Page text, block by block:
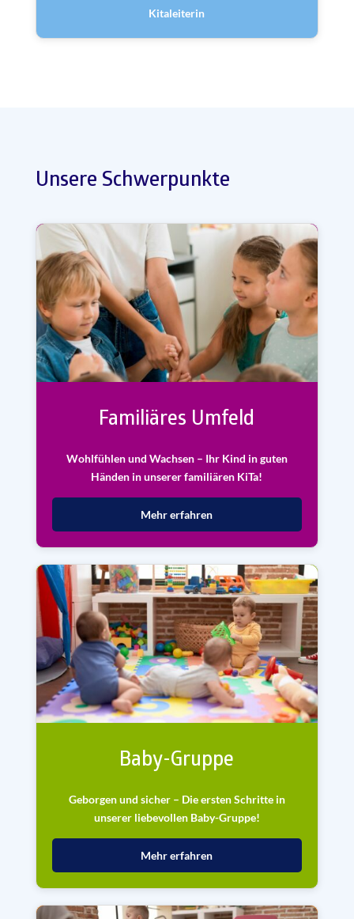
Kitaleiterin
Unsere Schwerpunkte
Familiäres Umfeld
Wohlfühlen und Wachsen – Ihr Kind in guten
Händen in unserer familiären KiTa!
Mehr erfahren
Baby-Gruppe
Geborgen und sicher – Die ersten Schritte in
unserer liebevollen Baby-Gruppe!
Mehr erfahren